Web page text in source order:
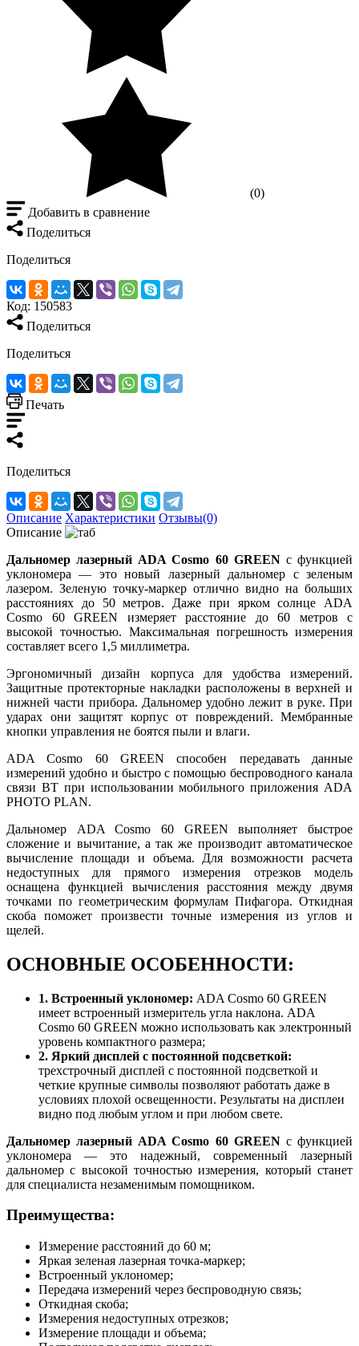
(0)
Добавить в сравнение
Поделиться
Поделиться
Код: 150583
Поделиться
Поделиться
Печать
Поделиться
Описание Характеристики Отзывы(0)
Описание
Дальномер лазерный ADA Cosmo 60 GREENс функцией
уклономера — это новый лазерный дальномер с зеленым
лазером. Зеленую точку-маркер отлично видно на больших
расстояниях до 50 метров. Даже при ярком солнце ADA
Cosmo 60 GREEN измеряет расстояние до 60 метров с
высокой точностью. Максимальная погрешность измерения
составляет всего 1,5 миллиметра.
Эргономичный дизайн корпуса для удобства измерений.
Защитные протекторные накладки расположены в верхней и
нижней части прибора. Дальномер удобно лежит в руке. При
ударах они защитят корпус от повреждений. Мембранные
кнопки управления не боятся пыли и влаги.
ADA Cosmo 60 GREEN способен передавать данные
измерений удобно и быстро с помощью беспроводного канала
связи ВТ при использовании мобильного приложения ADA
PHOTO PLAN.
Дальномер ADA Cosmo 60 GREEN выполняет быстрое
сложение и вычитание, а так же производит автоматическое
вычисление площади и объема. Для возможности расчета
недоступных для прямого измерения отрезков модель
оснащена функцией вычисления расстояния между двумя
точками по геометрическим формулам Пифагора. Откидная
скоба поможет произвести точные измерения из углов и
щелей.
ОСНОВНЫЕ ОСОБЕННОСТИ:
1. Встроенный уклономер: ADA Cosmo 60 GREEN
имеет встроенный измеритель угла наклона. ADA
Cosmo 60 GREEN можно использовать как электронный
уровень компактного размера;
2. Яркий дисплей с постоянной подсветкой:
трехстрочный дисплей с постоянной подсветкой и
четкие крупные символы позволяют работать даже в
условиях плохой освещенности. Результаты на дисплеи
видно под любым углом и при любом свете.
Дальномер лазерный ADA Cosmo 60 GREENс функцией
уклономера — это надежный, современный лазерный
дальномер с высокой точностью измерения, который станет
для специалиста незаменимым помощником.
Преимущества:
Измерение расстояний до 60 м;
Яркая зеленая лазерная точка-маркер;
Встроенный уклономер;
Передача измерений через беспроводную связь;
Откидная скоба;
Измерения недоступных отрезков;
Измерение площади и объема;